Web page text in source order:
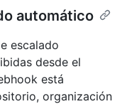
automático
escalado
desde el
está
organización